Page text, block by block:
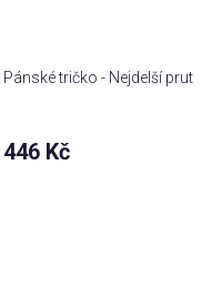
Pánské tričko - Nejdelší prut
446 Kč